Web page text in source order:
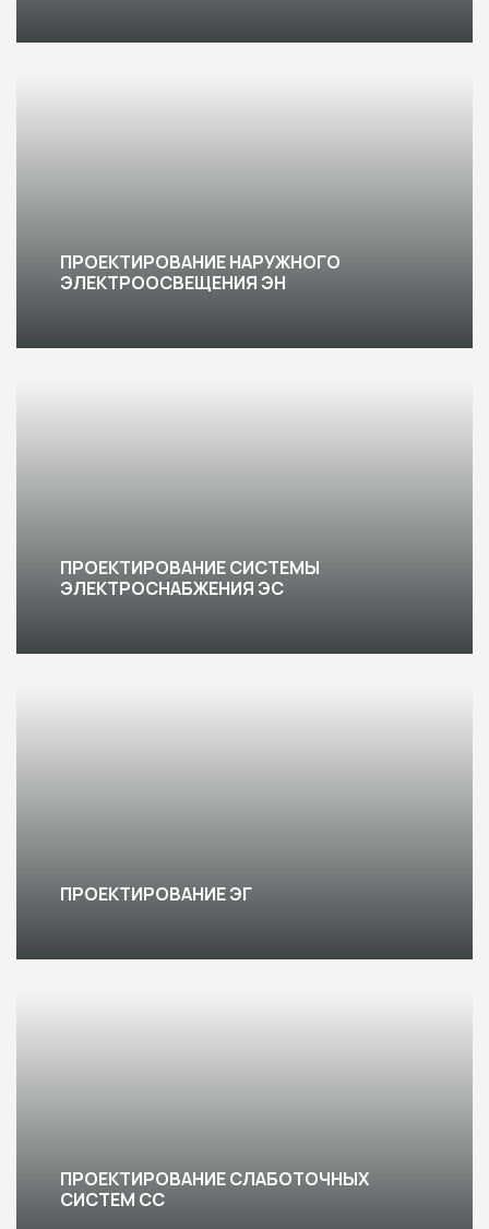
ПРОЕКТИРОВАНИЕ НАРУЖНОГО
ЭЛЕКТРООСВЕЩЕНИЯ ЭН
ПРОЕКТИРОВАНИЕ СИСТЕМЫ
ЭЛЕКТРОСНАБЖЕНИЯ ЭС
ПРОЕКТИРОВАНИЕ ЭГ
ПРОЕКТИРОВАНИЕ СЛАБОТОЧНЫХ
СИСТЕМ СС